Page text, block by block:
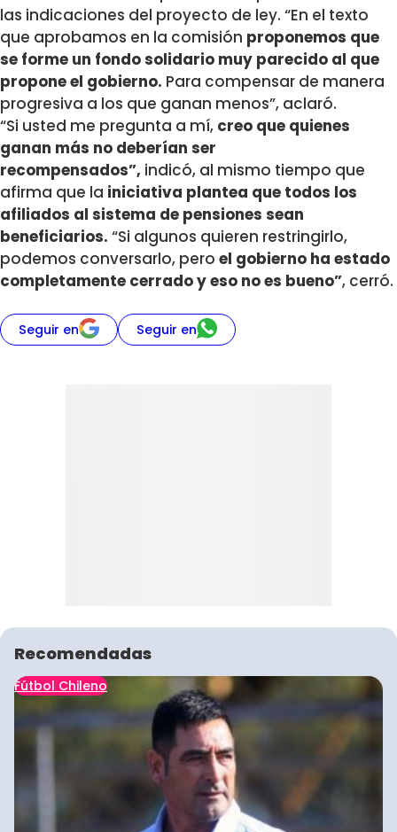
las indicaciones del proyecto de ley. “En el texto
que aprobamos en la comisión proponemos que
se forme un fondo solidario muy parecido al que
propone el gobierno. Para compensar de manera
progresiva a los que ganan menos”, aclaró.
“Si usted me pregunta a mí, creo que quienes
ganan más no deberían ser
recompensados”, indicó, al mismo tiempo que
afirma que la iniciativa plantea que todos los
afiliados al sistema de pensiones sean
beneficiarios. “Si algunos quieren restringirlo,
podemos conversarlo, pero el gobierno ha estado
completamente cerrado y eso no es bueno”, cerró.
Seguir en Seguir en
Recomendadas
Fútbol Chileno